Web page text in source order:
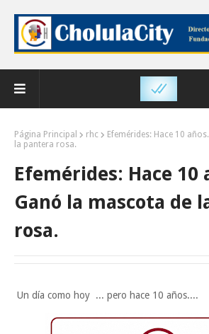
Página Principal rhc
Efemérides: Hace 10
la pantera rosa.
Efemérides: Hace 10
Ganó la mascota de
rosa.
Un día como hoy ... pero hace 10 años....